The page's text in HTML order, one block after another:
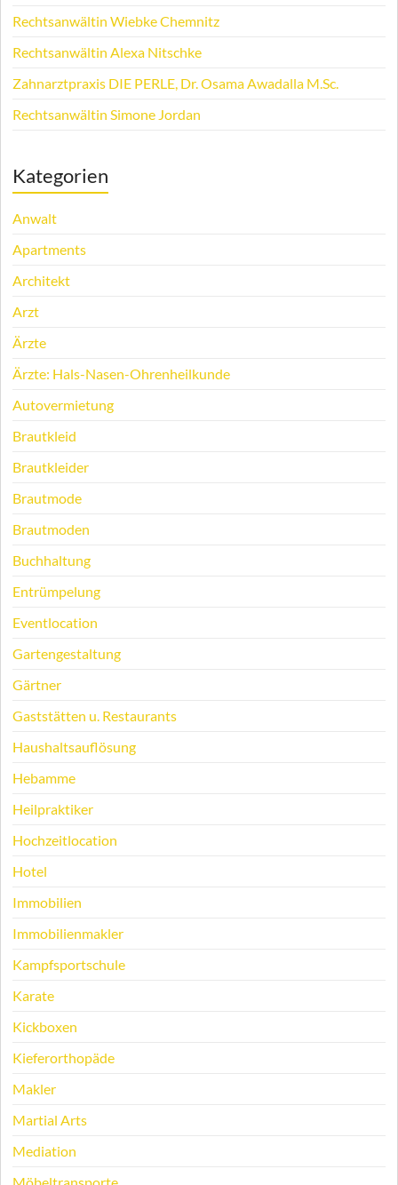
Rechtsanwältin Wiebke Chemnitz
Rechtsanwältin Alexa Nitschke
Zahnarztpraxis DIE PERLE, Dr. Osama Awadalla M.Sc.
Rechtsanwältin Simone Jordan
Kategorien
Anwalt
Apartments
Architekt
Arzt
Ärzte
Ärzte: Hals-Nasen-Ohrenheilkunde
Autovermietung
Brautkleid
Brautkleider
Brautmode
Brautmoden
Buchhaltung
Entrümpelung
Eventlocation
Gartengestaltung
Gärtner
Gaststätten u. Restaurants
Haushaltsauflösung
Hebamme
Heilpraktiker
Hochzeitlocation
Hotel
Immobilien
Immobilienmakler
Kampfsportschule
Karate
Kickboxen
Kieferorthopäde
Makler
Martial Arts
Mediation